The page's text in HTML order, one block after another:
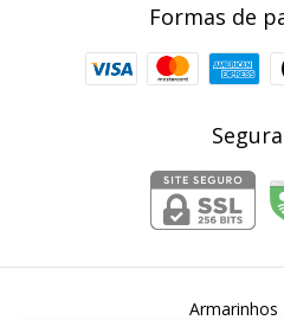
Formas de
Armarinhos